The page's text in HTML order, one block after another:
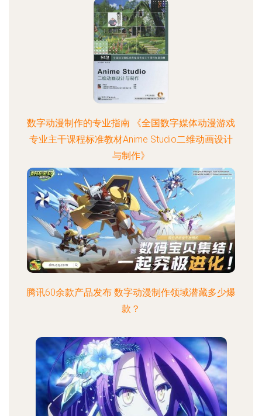
数字动漫制作的专业指南 《全国数字媒体动漫游戏
专业主干课程标准教材Anime Studio二维动画设计
与制作》
腾讯60余款产品发布 数字动漫制作领域潜藏多少爆
款？